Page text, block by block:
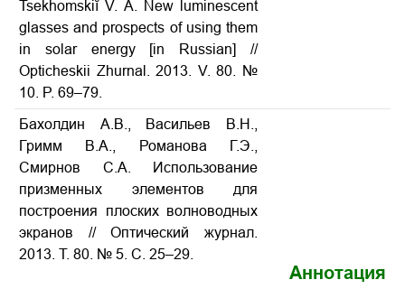
Tsekhomskiĭ V. A. New luminescent
glasses and prospects of using them
in solar energy [in Russian] //
Opticheskii Zhurnal. 2013. V. 80. №
10. P. 69–79.
Бахолдин А.В., Васильев В.Н.,
Гримм В.А., Романова Г.Э.,
Смирнов С.А. Использование
призменных элементов для
построения плоских волноводных
экранов // Оптический журнал.
2013. Т. 80. № 5. С. 25–29.
Аннотация